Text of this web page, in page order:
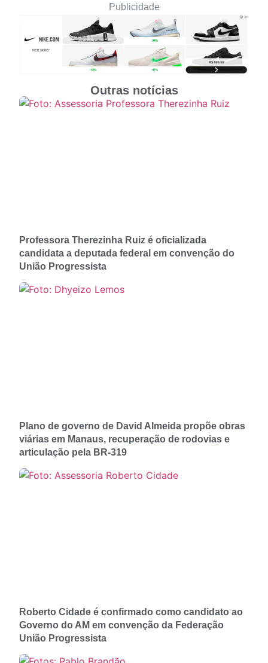
Publicidade
Outras notícias
Professora Therezinha Ruiz é oficializada
candidata a deputada federal em convenção do
União Progressista
Plano de governo de David Almeida propõe obras
viárias em Manaus, recuperação de rodovias e
articulação pela BR-319
Roberto Cidade é confirmado como candidato ao
Governo do AM em convenção da Federação
União Progressista